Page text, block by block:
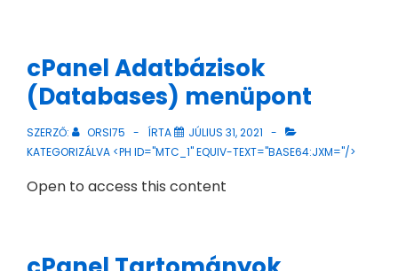
cPanel Adatbázisok
(Databases) menüpont
SZERZŐ: ORSI75 ÍRTA
JÚLIUS 31, 2021
KATEGORIZÁLVA <PH ID="MTC_1" EQUIV-TEXT="BASE64:JXM="/>
Open to access this content